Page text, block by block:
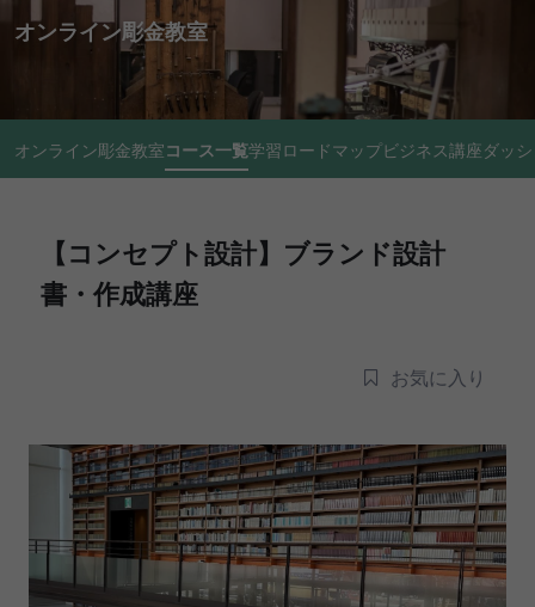
オンライン彫金教室
オンライン彫金教室コース一覧学習ロードマップビジネス講座ダッ
【コンセプト設計】ブランド設計
書・作成講座
お気に入り